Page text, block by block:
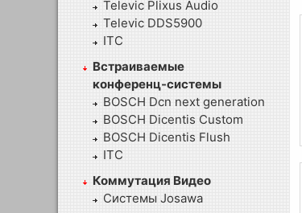
Televic Plixus Audio
Televic DDS5900
ITC
Встраиваемые
конференц-системы
BOSCH Dcn next generation
BOSCH Dicentis Custom
BOSCH Dicentis Flush
ITC
Коммутация Видео
Системы Josawa